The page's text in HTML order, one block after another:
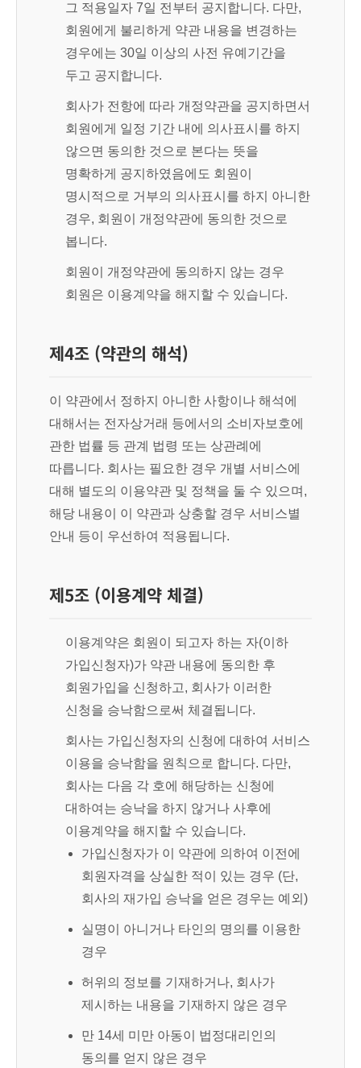
그 적용일자 7일 전부터 공지합니다. 다만,
회원에게 불리하게 약관 내용을 변경하는
경우에는 30일 이상의 사전 유예기간을
두고 공지합니다.
회사가 전항에 따라 개정약관을 공지하면서
회원에게 일정 기간 내에 의사표시를 하지
않으면 동의한 것으로 본다는 뜻을
명확하게 공지하였음에도 회원이
명시적으로 거부의 의사표시를 하지 아니한
경우, 회원이 개정약관에 동의한 것으로
봅니다.
회원이 개정약관에 동의하지 않는 경우
회원은 이용계약을 해지할 수 있습니다.
제4조 (약관의 해석)
이 약관에서 정하지 아니한 사항이나 해석에
대해서는 전자상거래 등에서의 소비자보호에
관한 법률 등 관계 법령 또는 상관례에
따릅니다. 회사는 필요한 경우 개별 서비스에
대해 별도의 이용약관 및 정책을 둘 수 있으며,
해당 내용이 이 약관과 상충할 경우 서비스별
안내 등이 우선하여 적용됩니다.
제5조 (이용계약 체결)
이용계약은 회원이 되고자 하는 자(이하
가입신청자)가 약관 내용에 동의한 후
회원가입을 신청하고, 회사가 이러한
신청을 승낙함으로써 체결됩니다.
회사는 가입신청자의 신청에 대하여 서비스
이용을 승낙함을 원칙으로 합니다. 다만,
회사는 다음 각 호에 해당하는 신청에
대하여는 승낙을 하지 않거나 사후에
이용계약을 해지할 수 있습니다.
가입신청자가 이 약관에 의하여 이전에
회원자격을 상실한 적이 있는 경우 (단,
회사의 재가입 승낙을 얻은 경우는 예외)
실명이 아니거나 타인의 명의를 이용한
경우
허위의 정보를 기재하거나, 회사가
제시하는 내용을 기재하지 않은 경우
만 14세 미만 아동이 법정대리인의
동의를 얻지 않은 경우